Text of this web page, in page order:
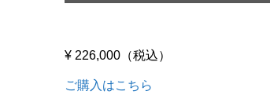
¥ 226,000（税込）
ご購入はこちら